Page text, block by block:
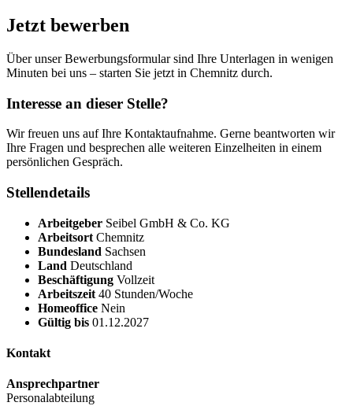
Jetzt bewerben
Über unser Bewerbungsformular sind Ihre Unterlagen in wenigen
Minuten bei uns – starten Sie jetzt in Chemnitz durch.
Interesse an dieser Stelle?
Wir freuen uns auf Ihre Kontaktaufnahme. Gerne beantworten wir
Ihre Fragen und besprechen alle weiteren Einzelheiten in einem
persönlichen Gespräch.
Stellendetails
Arbeitgeber Seibel GmbH & Co. KG
Arbeitsort Chemnitz
Bundesland Sachsen
Land Deutschland
Beschäftigung Vollzeit
Arbeitszeit 40 Stunden/Woche
Homeoffice Nein
Gültig bis 01.12.2027
Kontakt
Ansprechpartner
Personalabteilung